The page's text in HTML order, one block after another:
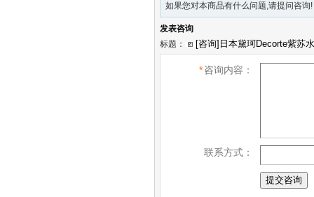
如果您对本商品有什么问题,请提问咨询!
发表咨询
标题：
*咨询内容：
联系方式：